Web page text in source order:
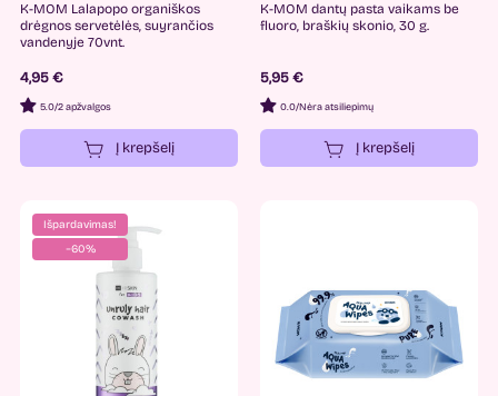
K-MOM Lalapopo organiškos
drėgnos servetėlės, suyrančios
vandenyje 70vnt.
4,95 €
5.0/2 apžvalgos
Į krepšelį
K-MOM dantų pasta vaikams be
fluoro, braškių skonio, 30 g.
5,95 €
0.0/Nėra atsiliepimų
Į krepšelį
Išpardavimas!
−60%